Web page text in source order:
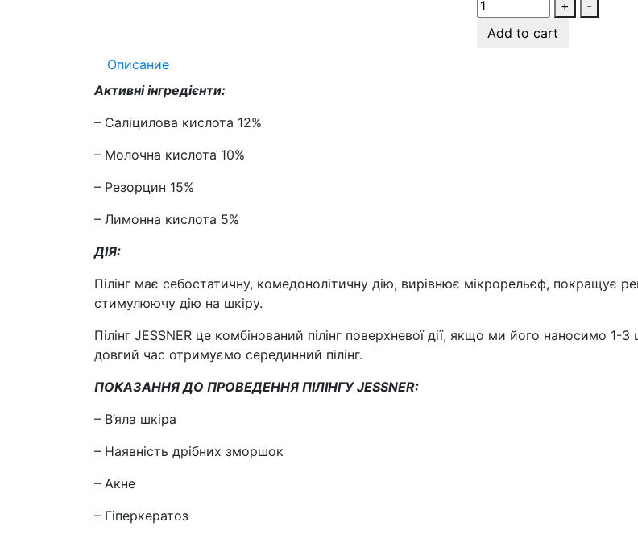
+
-
Add to cart
Описание
Активні інгредієнти:
– Саліцилова кислота 12%
– Молочна кислота 10%
– Резорцин 15%
– Лимонна кислота 5%
ДІЯ:
Пілінг має себостатичну, комедонолітичну дію, вирівнює мікрорельєф, покращує
стимулюючу дію на шкіру.
Пілінг JESSNER це комбінований пілінг поверхневої дії, якщо ми його наносимо 1-
довгий час отримуємо серединний пілінг.
ПОКАЗАННЯ ДО ПРОВЕДЕННЯ ПІЛІНГУ JESSNER:
– В’яла шкіра
– Наявність дрібних зморшок
– Акне
– Гіперкератоз